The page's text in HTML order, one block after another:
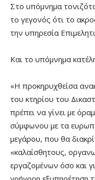
Στο υπόμνημα
το γεγονός ότι το
την υπηρεσία
Και το υπόμνημα
«Η προκηρυχθείσα
του κτηρίου του
πρέπει να γίνει με
σύμφωνου με τα
μεγάρου, που θα
«καλαίσθητους,
εργαζομένων όσο και